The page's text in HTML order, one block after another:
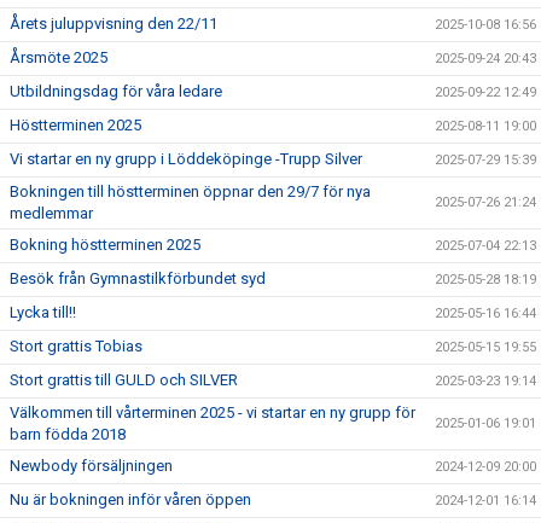
Årets juluppvisning den 22/11 2025-10-08 16:56
Årsmöte 2025 2025-09-24 20:43
Utbildningsdag för våra ledare 2025-09-22 12:49
Höstterminen 2025 2025-08-11 19:00
Vi startar en ny grupp i Löddeköpinge -Trupp Silver 2025-07-29 15:39
Bokningen till höstterminen öppnar den 29/7 för nya
medlemmar
2025-07-26 21:24
Bokning höstterminen 2025 2025-07-04 22:13
Besök från Gymnastilkförbundet syd 2025-05-28 18:19
Lycka till!! 2025-05-16 16:44
Stort grattis Tobias 2025-05-15 19:55
Stort grattis till GULD och SILVER 2025-03-23 19:14
Välkommen till vårterminen 2025 - vi startar en ny grupp för
barn födda 2018
2025-01-06 19:01
Newbody försäljningen 2024-12-09 20:00
Nu är bokningen inför våren öppen 2024-12-01 16:14